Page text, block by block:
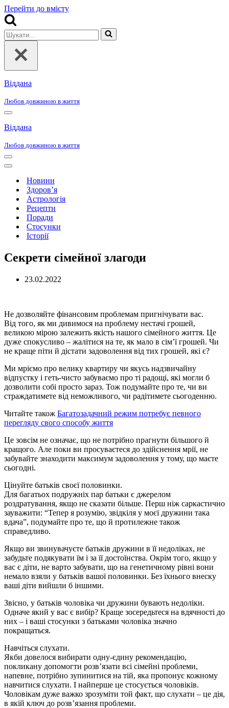
Перейти до вмісту
Шукати...
Віддана
Любов довжиною в життя
Меню
навігації
Віддана
Любов довжиною в життя
Меню
навігації
Меню
навігаціїНовини
Здоров’я
Астрологія
Рецепти
Поради
Стосунки
Історії
Cекрети сімейної злагоди
23.02.2022
Не дозволяйте фінансовим проблемам пригнічувати вас.
Від того, як ми дивимося на проблему нестачі грошей,
великою мірою залежить якість нашого сімейного життя. Це
дуже спокусливо – жалітися на те, як мало в сім’ї грошей. Чи
не краще піти й дістати задоволення від тих грошей, які є?
Ми мріємо про велику квартиру чи якусь надзвичайну
відпустку і геть-чисто забуваємо про ті радощі, які могли б
дозволити собі просто зараз. Тож подумайте про те, чи ви
страждатимете від неможливого, чи радітимете сьогоденню.
Читайте також Багатозадачний режим потребує певного
перегляду свого способу життя
Це зовсім не означає, що не потрібно прагнути більшого й
кращого. Але поки ви просуваєтеся до здійснення мрії, не
забувайте знаходити максимум задоволення у тому, що маєте
сьогодні.
Цінуйте батьків своєї половинки.
Для багатьох подружніх пар батьки є джерелом
роздратування, якщо не сказати більше. Перш ніж саркастично
зауважити: “Тепер я розумію, звідкіля у моєї дружини така
вдача”, подумайте про те, що й протилежне також
справедливо.
Якщо ви звинувачуєте батьків дружини в її недоліках, не
забудьте подякувати їм і за її достоїнства. Окрім того, якщо у
вас є діти, не варто забувати, що на генетичному рівні вони
немало взяли у батьків вашої половинки. Без їхнього внеску
ваші діти вийшли б іншими.
Звісно, у батьків чоловіка чи дружини бувають недоліки.
Одначе який у вас є вибір? Краще зосередьтеся на вдячності до
них – і ваші стосунки з батьками чоловіка значно
покращаться.
Навчіться слухати.
Якби довелося вибирати одну-єдину рекомендацію,
покликану допомогти розв’язати всі сімейні проблеми,
напевне, потрібно зупинитися на тій, яка пропонує кожному
навчитися слухати. І найперше це стосується чоловіків.
Чоловікам дуже важко зрозуміти той факт, що слухати – це дія,
в якій ключ до розв’язання проблеми.